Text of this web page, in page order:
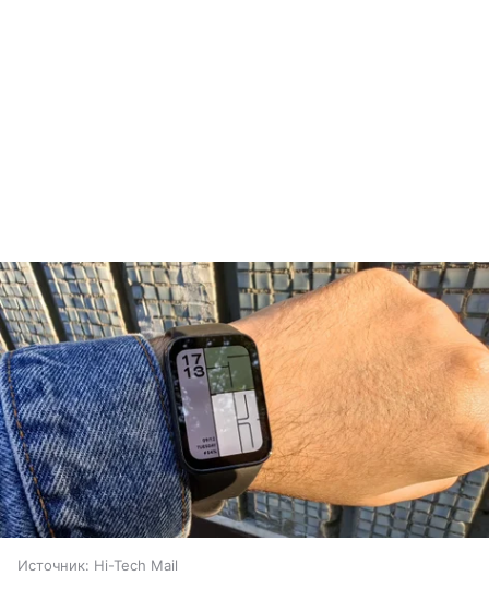
Источник: Hi-Tech Mail